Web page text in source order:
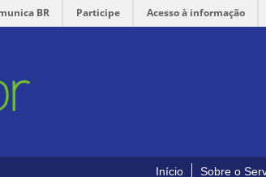
BR Participe Acesso à informação
Início Sobre o